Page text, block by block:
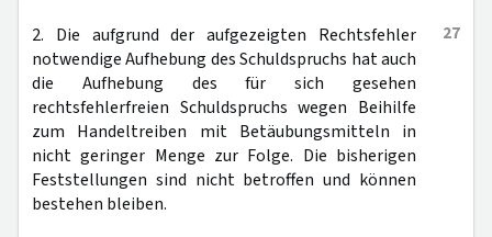
27
2. Die aufgrund der aufgezeigten Rechtsfehler
notwendige Aufhebung des Schuldspruchs hat auch
die Aufhebung des für sich gesehen
rechtsfehlerfreien Schuldspruchs wegen Beihilfe
zum Handeltreiben mit Betäubungsmitteln in
nicht geringer Menge zur Folge. Die bisherigen
Feststellungen sind nicht betroffen und können
bestehen bleiben.